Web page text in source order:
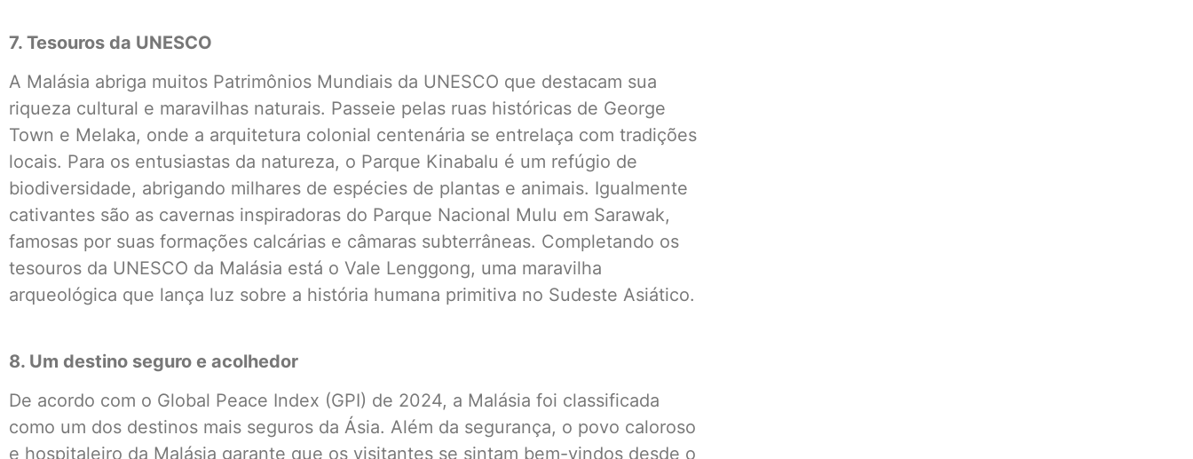
7. Tesouros da UNESCO
A Malásia abriga muitos Patrimônios Mundiais da UNESCO que destacam sua
riqueza cultural e maravilhas naturais. Passeie pelas ruas históricas de George
Town e Melaka, onde a arquitetura colonial centenária se entrelaça com tradições
locais. Para os entusiastas da natureza, o Parque Kinabalu é um refúgio de
biodiversidade, abrigando milhares de espécies de plantas e animais. Igualmente
cativantes são as cavernas inspiradoras do Parque Nacional Mulu em Sarawak,
famosas por suas formações calcárias e câmaras subterrâneas. Completando os
tesouros da UNESCO da Malásia está o Vale Lenggong, uma maravilha
arqueológica que lança luz sobre a história humana primitiva no Sudeste Asiático.
8. Um destino seguro e acolhedor
De acordo com o Global Peace Index (GPI) de 2024, a Malásia foi classificada
como um dos destinos mais seguros da Ásia. Além da segurança, o povo caloroso
e hospitaleiro da Malásia garante que os visitantes se sintam bem-vindos desde o